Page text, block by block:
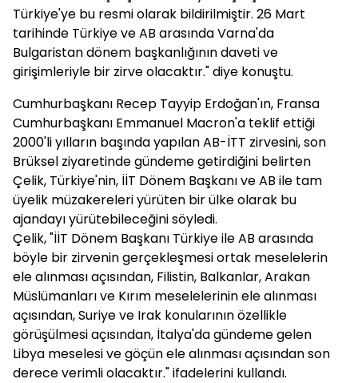
Türkiye'ye bu resmi olarak bildirilmiştir. 26 Mart
tarihinde Türkiye ve AB arasında Varna'da
Bulgaristan dönem başkanlığının daveti ve
girişimleriyle bir zirve olacaktır." diye konuştu.
Cumhurbaşkanı Recep Tayyip Erdoğan'ın, Fransa
Cumhurbaşkanı Emmanuel Macron'a teklif ettiği
2000'li yılların başında yapılan AB-İTT zirvesini, son
Brüksel ziyaretinde gündeme getirdiğini belirten
Çelik, Türkiye'nin, İİT Dönem Başkanı ve AB ile tam
üyelik müzakereleri yürüten bir ülke olarak bu
ajandayı yürütebileceğini söyledi.
Çelik, "İİT Dönem Başkanı Türkiye ile AB arasında
böyle bir zirvenin gerçekleşmesi ortak meselelerin
ele alınması açısından, Filistin, Balkanlar, Arakan
Müslümanları ve Kırım meselelerinin ele alınması
açısından, Suriye ve Irak konularının özellikle
görüşülmesi açısından, İtalya'da gündeme gelen
Libya meselesi ve göçün ele alınması açısından son
derece verimli olacaktır." ifadelerini kullandı.